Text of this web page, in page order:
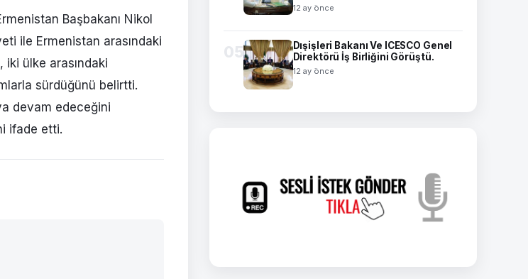
Başbakanı Nikol
ile Ermenistan arasındaki
iki ülke arasındaki
sürdüğünü belirtti.
devam edeceğini
ifade etti.
12 ay önce
05
Dışişleri Bakanı Ve ICESCO Genel
Direktörü İş Birliğini Görüştü.
12 ay önce